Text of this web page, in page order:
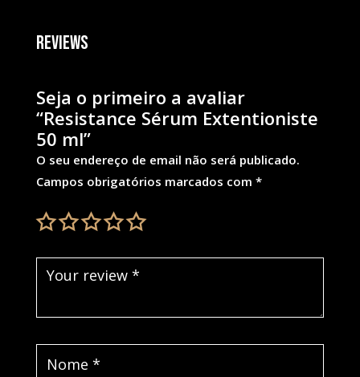
Reviews
Seja o primeiro a avaliar
“Resistance Sérum Extentioniste
50 ml”
O seu endereço de email não será publicado.
Campos obrigatórios marcados com *